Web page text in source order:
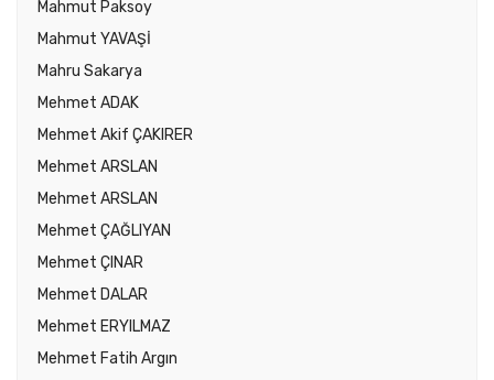
Mahmut Paksoy
Mahmut YAVAŞİ
Mahru Sakarya
Mehmet ADAK
Mehmet Akif ÇAKIRER
Mehmet ARSLAN
Mehmet ARSLAN
Mehmet ÇAĞLIYAN
Mehmet ÇINAR
Mehmet DALAR
Mehmet ERYILMAZ
Mehmet Fatih Argın